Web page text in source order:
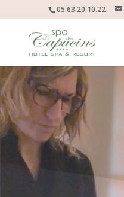
05.63.20.10.22
Lecteur
vidéo